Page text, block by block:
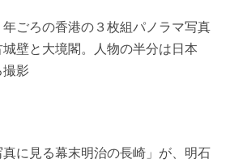
ごろの香港の３枚組パノラマ写真
壁と大境閣。人物の半分は日本
影
に見る幕末明治の長崎」が、明石